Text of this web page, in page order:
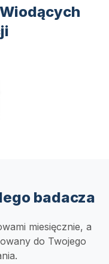
badacza
miesięcznie, a
do Twojego